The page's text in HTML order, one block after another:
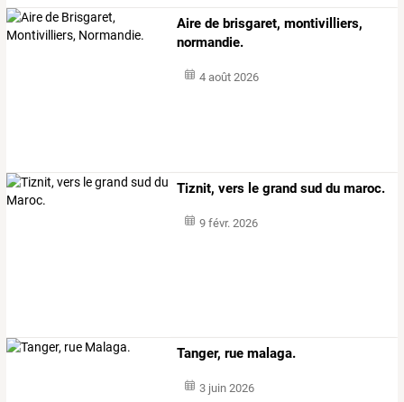
Aire de brisgaret, montivilliers,
normandie.
4 août 2026
Tiznit, vers le grand sud du maroc.
9 févr. 2026
Tanger, rue malaga.
3 juin 2026